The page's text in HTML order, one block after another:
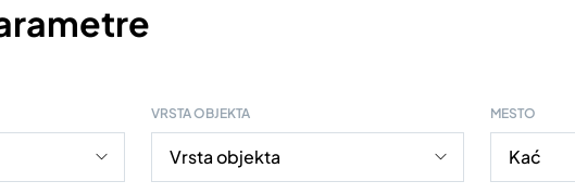
VRSTA OBJEKTA MESTO